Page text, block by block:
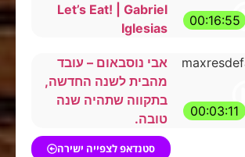
00:16:55
Let’s Eat! | Gabriel
Iglesias
00:03:11
אבי נוסבאום – עובד
מהבית לשנה החדשה,
בתקווה שתהיה שנה
טובה.
סטנדאפ לצפייה ישירה